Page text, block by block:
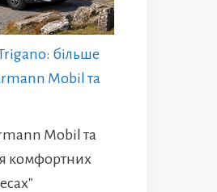
більше
Mobil та
Mobil та
комфортних